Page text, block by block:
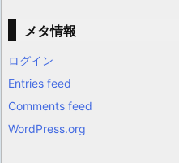
メタ情報
ログイン
Entries feed
Comments feed
WordPress.org